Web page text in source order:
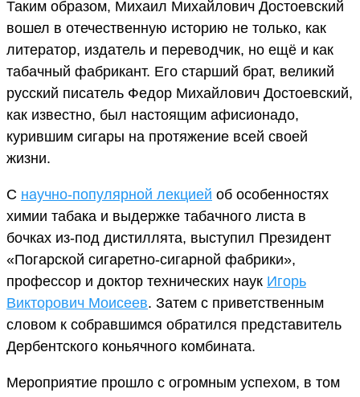
Таким образом, Михаил Михайлович Достоевский
вошел в отечественную историю не только, как
литератор, издатель и переводчик, но ещё и как
табачный фабрикант. Его старший брат, великий
русский писатель Федор Михайлович Достоевский,
как известно, был настоящим афисионадо,
курившим сигары на протяжение всей своей
жизни.
С научно-популярной лекцией об особенностях
химии табака и выдержке табачного листа в
бочках из-под дистиллята, выступил Президент
«Погарской сигаретно-сигарной фабрики»,
профессор и доктор технических наук Игорь
Викторович Моисеев. Затем с приветственным
словом к собравшимся обратился представитель
Дербентского коньячного комбината.
Мероприятие прошло с огромным успехом, в том